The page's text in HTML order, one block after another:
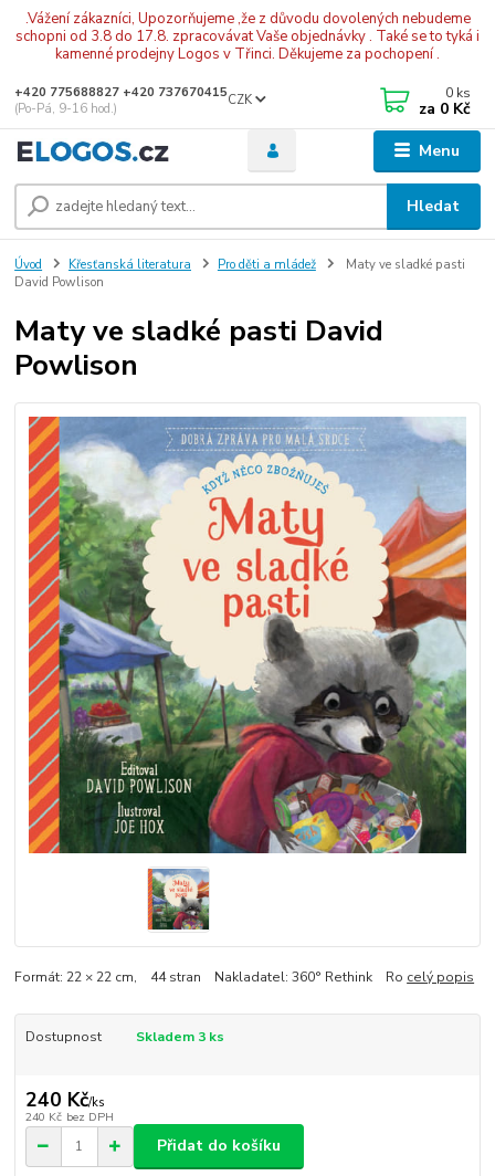
.Vážení zákazníci, Upozorňujeme ,že z důvodu dovolených nebudeme
schopni od 3.8 do 17.8. zpracovávat Vaše objednávky . Také se to tyká i
kamenné prodejny Logos v Třinci. Děkujeme za pochopení .
Menu
CZK
Hledat
+420 775688827 +420 737670415
(Po-Pá, 9-16 hod.)
0 ks
za 0 Kč
Úvod Křesťanská literatura Pro děti a mládež
Maty ve sladké pasti
David Powlison
Maty ve sladké pasti David
Powlison
Formát: 22 × 22 cm, 44 stran Nakladatel: 360° Rethink Ro celý popis
Dostupnost Skladem 3 ks
240 Kč/ks
240 Kč bez DPH
Přidat do košíku